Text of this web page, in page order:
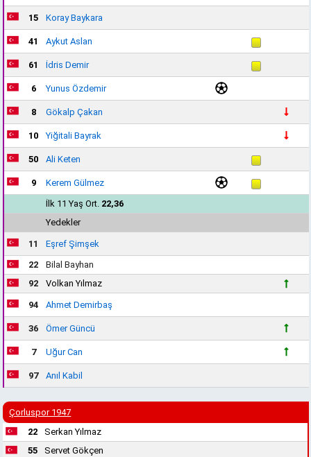
15 Koray Baykara
41 Aykut Aslan
61 İdris Demir
6 Yunus Özdemir
8 Gökalp Çakan
10 Yiğitali Bayrak
50 Ali Keten
9
Kerem Gülmez
İlk 11 Yaş Ort. 22,36
Yedekler
11
Eşref Şimşek
22
Bilal Bayhan
92
Volkan Yılmaz
94 Ahmet Demirbaş
36 Ömer Güncü
7 Uğur Can
97 Anıl Kabil
Çorluspor 1947
22
Serkan Yılmaz
55
Servet Gökçen